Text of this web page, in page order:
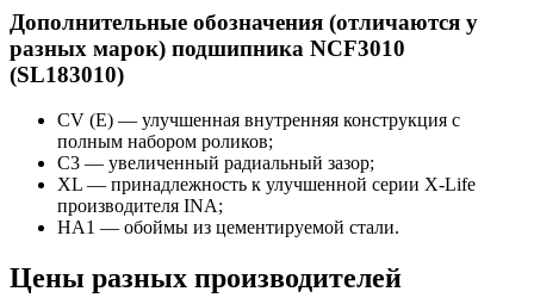
Дополнительные обозначения (отличаются у
разных марок) подшипника NCF3010
(SL183010)
CV (E) — улучшенная внутренняя конструкция с
полным набором роликов;
C3 — увеличенный радиальный зазор;
XL — принадлежность к улучшенной серии X-Life
производителя INA;
HA1 — обоймы из цементируемой стали.
Цены разных производителей